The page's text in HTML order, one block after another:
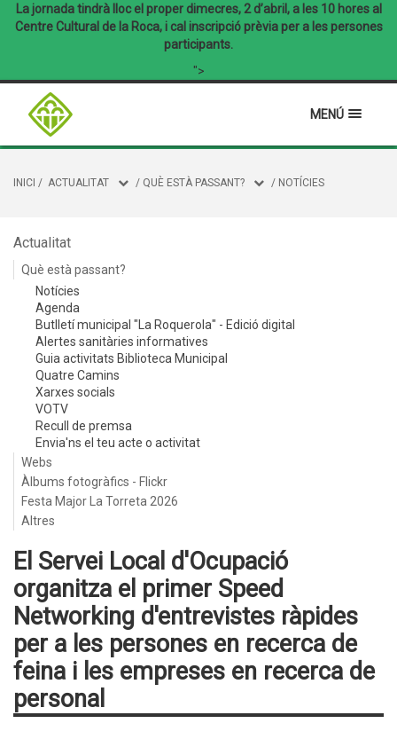
La jornada tindrà lloc el proper dimecres, 2 d’abril, a les 10 hores al
Centre Cultural de la Roca, i cal inscripció prèvia per a les persones
participants.
">
MENÚ
INICI / ACTUALITAT / QUÈ ESTÀ PASSANT? / NOTÍCIES
Actualitat
Què està passant?
Notícies
Agenda
Butlletí municipal "La Roquerola" - Edició digital
Alertes sanitàries informatives
Guia activitats Biblioteca Municipal
Quatre Camins
Xarxes socials
VOTV
Recull de premsa
Envia'ns el teu acte o activitat
Webs
Àlbums fotogràfics - Flickr
Festa Major La Torreta 2026
Altres
El Servei Local d'Ocupació
organitza el primer Speed
Networking d'entrevistes ràpides
per a les persones en recerca de
feina i les empreses en recerca de
personal